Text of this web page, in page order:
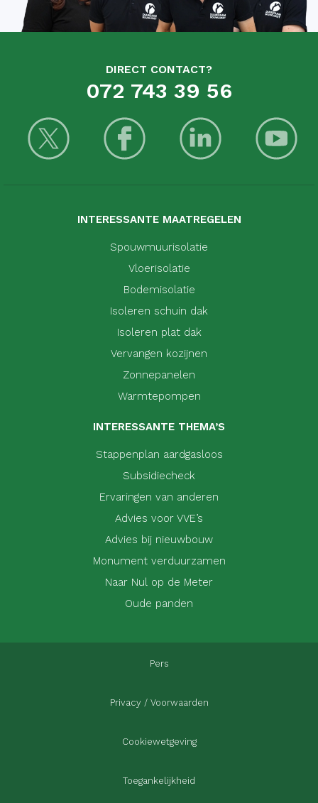
DIRECT CONTACT?
072 743 39 56
INTERESSANTE MAATREGELEN
Spouwmuurisolatie
Vloerisolatie
Bodemisolatie
Isoleren schuin dak
Isoleren plat dak
Vervangen kozijnen
Zonnepanelen
Warmtepompen
INTERESSANTE THEMA’S
Stappenplan aardgasloos
Subsidiecheck
Ervaringen van anderen
Advies voor VVE’s
Advies bij nieuwbouw
Monument verduurzamen
Naar Nul op de Meter
Oude panden
Pers
Privacy / Voorwaarden
Cookiewetgeving
Toegankelijkheid